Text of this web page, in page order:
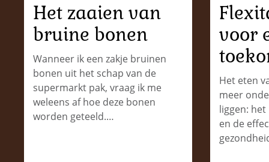
Het zaaien van
bruine bonen
Wanneer ik een zakje bruinen
bonen uit het schap van de
supermarkt pak, vraag ik me
weleens af hoe deze bonen
worden geteeld.…
voor
Het eten
meer
liggen:
en de